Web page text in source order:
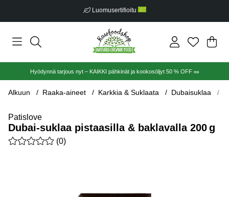
Luomusertifioitu
.
Hyödynnä tarjous nyt – KAIKKI pähkinät ja kookosöljyt 50 % OFF 🥜
Alkuun Raaka-aineet Karkkia & Suklaata Dubaisuklaa
Patislove
Dubai-suklaa pistaasilla & baklavalla 200 g
Keskiarvoluokitus 0 / 5 Arvioiden määrä 0
(0)